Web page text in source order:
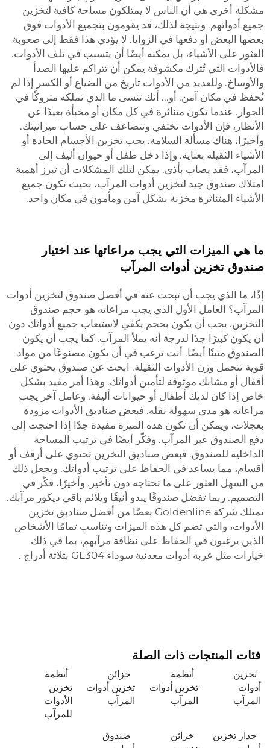
مشكلة أخرى هي أن الناس لا يمتلكون مساحة كافية لتخزين
جميع أدواتهم. ونتيجة لذلك، قد يقومون بتجميع الأدوات فوق
بعضها البعض أو دفعها في الزوايا. لا يؤدي هذا فقط إلى صعوبة
العثور على الأشياء، بل يمكنه أيضًا أن يتسبب في تلف الأدوات.
فالأدوات التي تُترك مكشوفة يمكن أن تتراكم عليها الصدأ
والأوساخ. وللعديد من الأدوات تاريخ من الضياع أو الكسر إذا لم
تُحفظ في مكان آمن. أو... أنك تنسى ما الذي تملكه متروكًا في
الجوار. عندما تكون متناثرة في كل مكان أو مخبأة بعيدًا عن
الأنظار، فإن الأدوات تختفي وتتضاعف على حساب ميزانيتك.
وأخيرًا، هناك مسألة السلامة. يجب تخزين الأجسام الحادة أو
الأشياء الثقيلة بعناية. وإذا دخل طفل أو حيوان أليف إلى
المرآب، فقد يصاب بأذى. يمكن لتلك المشكلات أن تبرز أهمية
امتلاك صندوق جيد لتخزين أدوات المرآب، بحيث تكون جميع
الأشياء المتناثرة مخزنة بشكل آمن ومأمون في مكان واحد.
ما هي الميزات التي يجب مراعاتها عند اختيار
صندوق تخزين أدوات المرآب
إذًا، ما الذي يجب أن تبحث عنه في أفضل صندوق لتخزين أدوات
المرآب؟ العامل الأول الذي يجب مراعاته هو حجم صندوق
التخزين. يجب أن يكون بحجم يكفي لاستيعاب جميع أدواتك دون
أن يكون كبيرًا جدًا لدرجة أنه يملأ المرآب. كما يجب أن يكون
الصندوق متينًا أيضًا. أنت ترغب في أن يكون مصنوعًا من مواد
قوية تتحمل وزن الأدوات الثقيلة. ابحث عن صندوق يحتوي على
أقفال أو مشابك موثوقة لتأمين أدواتك. وهذا أمر مفيد بشكل
خاص إذا كان لديك أطفال أو حيوانات أليفة. وعامل آخر يجب
مراعاته هو مدى سهولة نقله. فبعض صناديق الأدوات مزودة
بعجلات، ويمكن أن تكون هذه الميزة مفيدة جدًا إذا احتجت إلى
دفع الصندوق عبر المرآب. وفكّر أيضًا في ترتيب المساحة
الداخلية للصندوق. فبعض صناديق التخزين تحتوي على أرفف أو
أقسام، مما يساعد في الحفاظ على ترتيب أدواتك. ويجعل ذلك
من السهل العثور على ما تحتاجه دون تأخير. وأخيرًا، فكّر في
التصميم. ربما تفضل صندوقًا يبدو أنيقًا ويلائم باقي ديكور مرآبك.
تمتلك شركة Goldenline بعضًا من أفضل صناديق تخزين
الأدوات، والتي تضم كل هذه الميزات وتناسب تمامًا الأشخاص
الذين يرغبون في الحفاظ على نظافة مرآبهم، بما في ذلك
خيارات مثل عربة أدوات معدنية سوداء GL304 بثلاثة أدراج .
فئات المنتجات ذات الصلة
تخزين
أدوات
المرآب
أنظمة
تخزين أدوات
المرآب
خزائن
تخزين أدوات
المرآب
أنظمة
تخزين
الأدوات
للمرآب
جدار تخزين
خزائن
صندوق